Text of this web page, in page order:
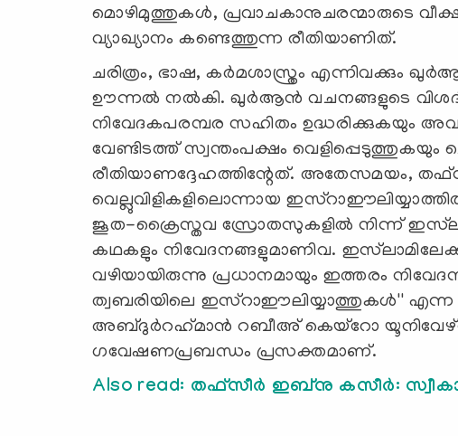
മൊഴിമുത്തുകള്‍, പ്രവാചകാനുചരന്മാരുടെ
വ്യാഖ്യാനം കണ്ടെത്തുന്ന രീതിയാണിത്.
ചരിത്രം, ഭാഷ, കര്‍മശാസ്ത്രം എന്നിവക്കും
ഊന്നല്‍ നല്‍കി. ഖുര്‍ആന്‍ വചനങ്ങളുടെ
നിവേദകപരമ്പര സഹിതം ഉദ്ധരിക്കുകയും
വേണ്ടിടത്ത് സ്വന്തംപക്ഷം
രീതിയാണദ്ദേഹത്തിന്റേത്. അതേസമയം,
വെല്ലുവിളികളിലൊന്നായ
ജൂത-ക്രൈസ്തവ സ്രോതസുകളില്‍ നിന്ന്
കഥകളും നിവേദനങ്ങളുമാണിവ.
വഴിയായിരുന്നു പ്രധാനമായും ഇത്തരം
ത്വബരിയിലെ ഇസ്‌റാഈലിയ്യാത്തുകള്‍''
അബ്ദുര്‍റഹ്‍മാന്‍ റബീഅ് കെയ്‌റോ
ഗവേഷണപ്രബന്ധം പ്രസക്തമാണ്.
Also read: തഫ്സീർ ഇബ്നു കസീര്‍: